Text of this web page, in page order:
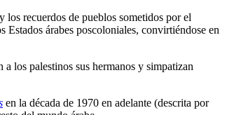
recuerdos de pueblos sometidos por el
árabes poscoloniales, convirtiéndose en
los palestinos sus hermanos y simpatizan
en la década de 1970 en adelante (descrita por